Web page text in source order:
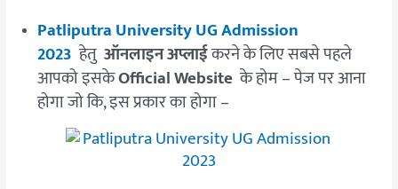
Patliputra University UG Admission
2023 हेतु ऑनलाइन अप्लाईकरने के लिए सबसे पहले
आपको इसकेOfficial Website के होम – पेज पर आना
होगा जो कि, इस प्रकार का होगा –